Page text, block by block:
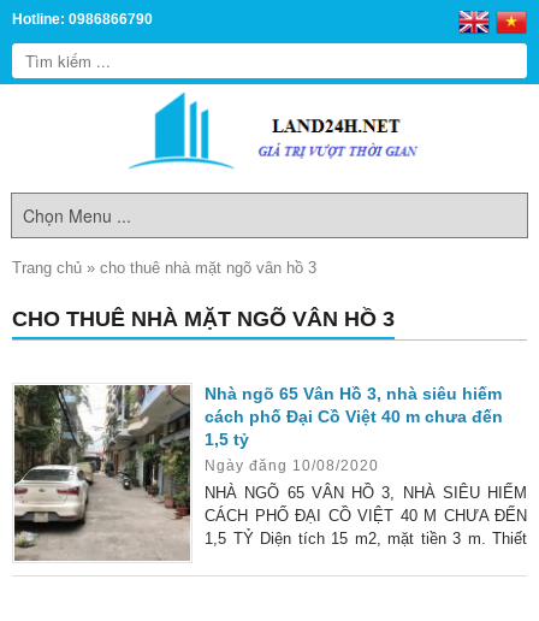
Hotline: 0986866790
Trang chủ » cho thuê nhà mặt ngõ vân hồ 3
CHO THUÊ NHÀ MẶT NGÕ VÂN HỒ 3
Nhà ngõ 65 Vân Hồ 3, nhà siêu hiếm
cách phố Đại Cồ Việt 40 m chưa đến
1,5 tỷ
Ngày đăng 10/08/2020
NHÀ NGÕ 65 VÂN HỒ 3, NHÀ SIÊU HIẾM
CÁCH PHỐ ĐẠI CỒ VIỆT 40 M CHƯA ĐẾN
1,5 TỶ Diện tích 15 m2, mặt tiền 3 m. Thiết